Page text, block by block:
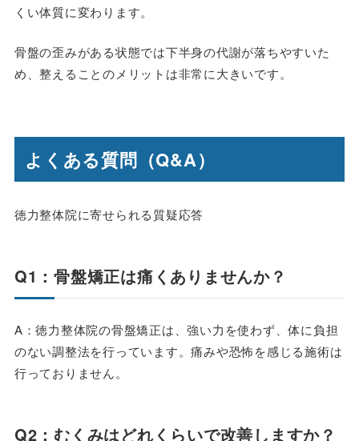
くい体質に変わります。
骨盤の歪みがある状態では下半身の代謝が落ちやすいた
め、整えることのメリットは非常に大きいです。
よくある質問（Q&A）
徳力整体院に寄せられる質疑応答
Q1：骨盤矯正は痛くありませんか？
A：徳力整体院の骨盤矯正は、強い力を使わず、体に負担
のない調整法を行っています。痛みや恐怖を感じる施術は
行っておりません。
Q2：むくみはどれくらいで改善しますか？